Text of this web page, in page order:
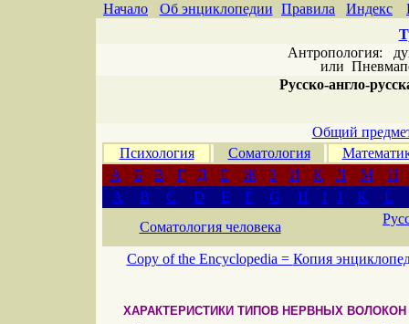
Начало Об энциклопедии Правила Индекс
Антропология:
или
Русско-англо-
Общий
Психология
Соматология
А
Б В Г Д Е Ж З И К Л М
Н
A
B C D E F G H I J K
L
Соматология человека
Copy of the Encyclopedia = Копия
ХАРАКТЕРИСТИКИ ТИПОВ НЕРВНЫХ